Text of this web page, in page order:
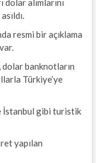
alımlarını
resmi bir açıklama
banknotların
Türkiye’ye
İstanbul gibi turistik
yapılan